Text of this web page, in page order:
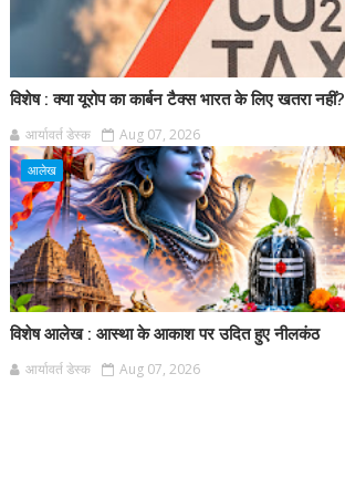
विशेष : क्या यूरोप का कार्बन टैक्स भारत के लिए खतरा नहीं?
आर्यावर्त डेस्क Aug 07, 2026
आलेख
विशेष आलेख : आस्था के आकाश पर उदित हुए नीलकंठ
आर्यावर्त डेस्क Aug 07, 2026